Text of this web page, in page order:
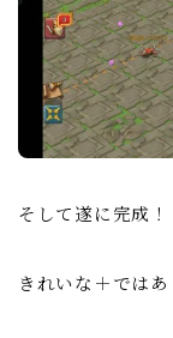
そして遂に完成！
きれいな＋では